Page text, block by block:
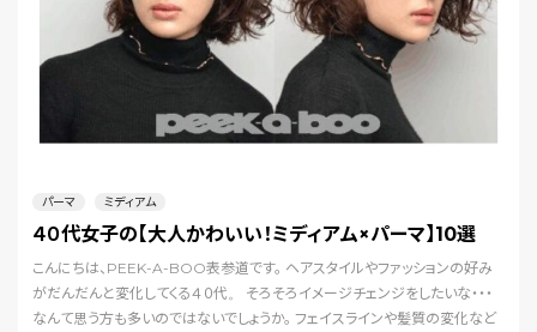
パーマ ミディアム
４０代女子の【大人かわいい！ミディアム×パーマ】10選
こんにちは、PEEK-A-BOO表参道です。 ヘアスタイルやファッションの好み
がだんだんと変化してくる４０代。 そろそろイメージチェンジをしたいな・・・
なんて思う方も多いのではないでしょうか。 フェイスラインや髪質の変化など